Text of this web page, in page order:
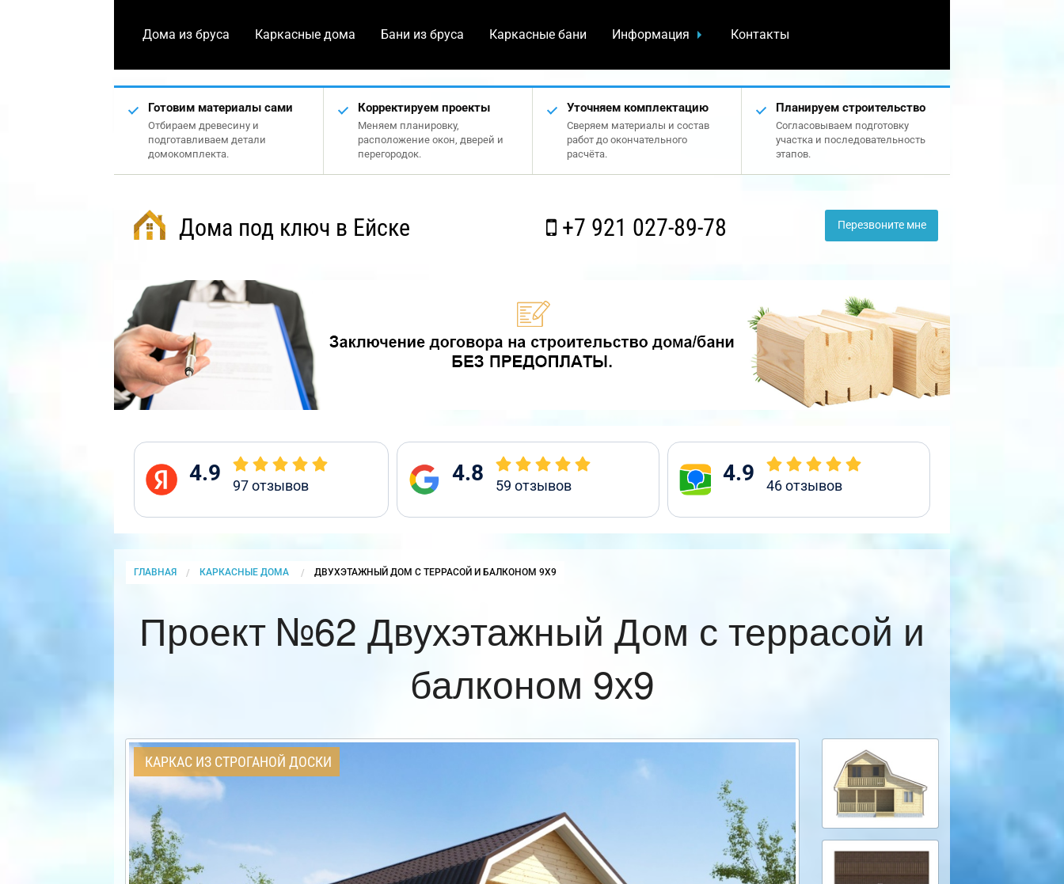
Дома из бруса Каркасные дома Бани из бруса Каркасные бани Информация Контакты
Готовим материалы сами
Отбираем древесину и
подготавливаем детали
домокомплекта.
Корректируем проекты
Меняем планировку,
расположение окон, дверей и
перегородок.
Уточняем комплектацию
Сверяем материалы и состав
работ до окончательного
расчёта.
Планируем строительство
Согласовываем подготовку
участка и последовательность
этапов.
Дома под ключ в Ейске +7 921 027-89-78 Перезвоните мне
4.9 97отзывов 4.8 59 отзывов 4.9 46отзывов
ГЛАВНАЯ КАРКАСНЫЕ ДОМА CURRENT:
ДВУХЭТАЖНЫЙ ДОМ С ТЕРРАСОЙ И БАЛКОНОМ 9Х9
Проект №62 Двухэтажный Дом с террасой и
балконом 9х9
КАРКАС ИЗ СТРОГАНОЙ ДОСКИ